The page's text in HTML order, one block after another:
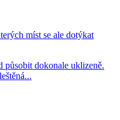
míst se ale dotýkat
dokonale uklizeně.